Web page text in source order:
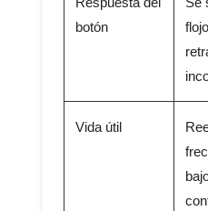
botón
Vida útil